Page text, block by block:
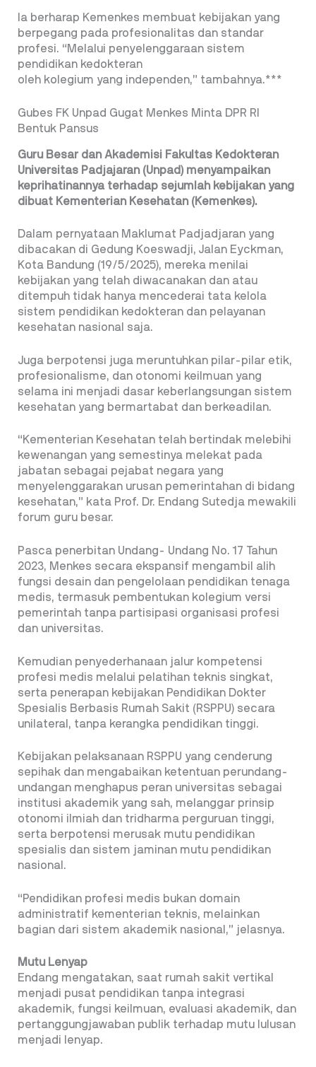
Ia berharap Kemenkes membuat kebijakan yang
berpegang pada profesionalitas dan standar
profesi. “Melalui penyelenggaraan sistem
pendidikan kedokteran
oleh kolegium yang independen,” tambahnya.***
Gubes FK Unpad Gugat Menkes Minta DPR RI
Bentuk Pansus
Guru Besar dan Akademisi Fakultas Kedokteran
Universitas Padjajaran (Unpad) menyampaikan
keprihatinannya terhadap sejumlah kebijakan yang
dibuat Kementerian Kesehatan (Kemenkes).
Dalam pernyataan Maklumat Padjadjaran yang
dibacakan di Gedung Koeswadji, Jalan Eyckman,
Kota Bandung (19/5/2025), mereka menilai
kebijakan yang telah diwacanakan dan atau
ditempuh tidak hanya mencederai tata kelola
sistem pendidikan kedokteran dan pelayanan
kesehatan nasional saja.
Juga berpotensi juga meruntuhkan pilar-pilar etik,
profesionalisme, dan otonomi keilmuan yang
selama ini menjadi dasar keberlangsungan sistem
kesehatan yang bermartabat dan berkeadilan.
“Kementerian Kesehatan telah bertindak melebihi
kewenangan yang semestinya melekat pada
jabatan sebagai pejabat negara yang
menyelenggarakan urusan pemerintahan di bidang
kesehatan,” kata Prof. Dr. Endang Sutedja mewakili
forum guru besar.
Pasca penerbitan Undang- Undang No. 17 Tahun
2023, Menkes secara ekspansif mengambil alih
fungsi desain dan pengelolaan pendidikan tenaga
medis, termasuk pembentukan kolegium versi
pemerintah tanpa partisipasi organisasi profesi
dan universitas.
Kemudian penyederhanaan jalur kompetensi
profesi medis melalui pelatihan teknis singkat,
serta penerapan kebijakan Pendidikan Dokter
Spesialis Berbasis Rumah Sakit (RSPPU) secara
unilateral, tanpa kerangka pendidikan tinggi.
Kebijakan pelaksanaan RSPPU yang cenderung
sepihak dan mengabaikan ketentuan perundang-
undangan menghapus peran universitas sebagai
institusi akademik yang sah, melanggar prinsip
otonomi ilmiah dan tridharma perguruan tinggi,
serta berpotensi merusak mutu pendidikan
spesialis dan sistem jaminan mutu pendidikan
nasional.
“Pendidikan profesi medis bukan domain
administratif kementerian teknis, melainkan
bagian dari sistem akademik nasional,” jelasnya.
Mutu Lenyap
Endang mengatakan, saat rumah sakit vertikal
menjadi pusat pendidikan tanpa integrasi
akademik, fungsi keilmuan, evaluasi akademik, dan
pertanggungjawaban publik terhadap mutu lulusan
menjadi lenyap.